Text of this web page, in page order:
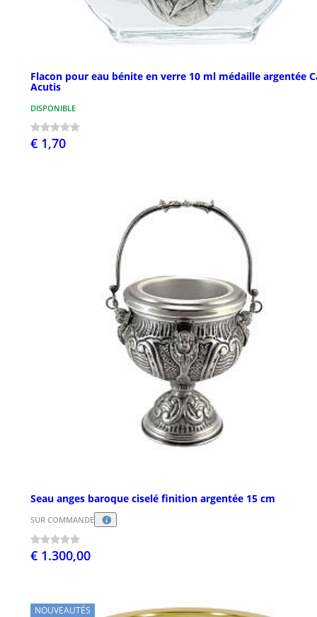
Flacon pour eau bénite en verre 10 ml médaille argentée
Acutis
DISPONIBLE
€ 1,70
Seau anges baroque ciselé finition argentée 15 cm
SUR COMMANDE
€ 1.300,00
NOUVEAUTÉS